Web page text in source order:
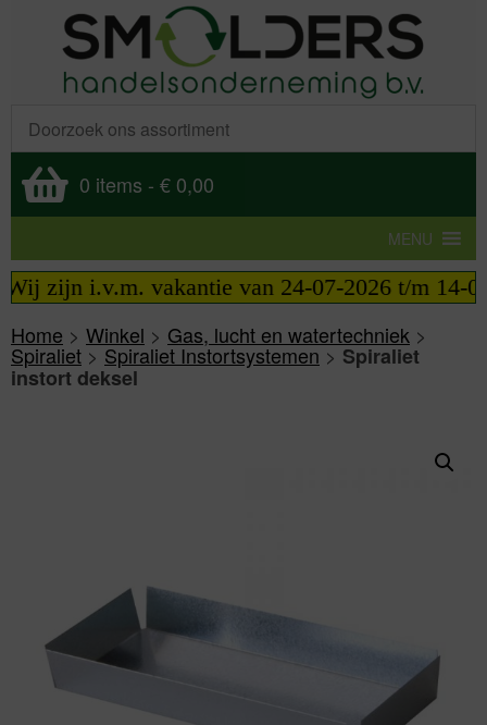
0 items - € 0,00
MENU
i.v.m. vakantie van 24-07-2026 t/m 14-08-
Home > Winkel > Gas, lucht en watertechniek >
Spiraliet>Spiraliet Instortsystemen>Spiraliet
instort deksel